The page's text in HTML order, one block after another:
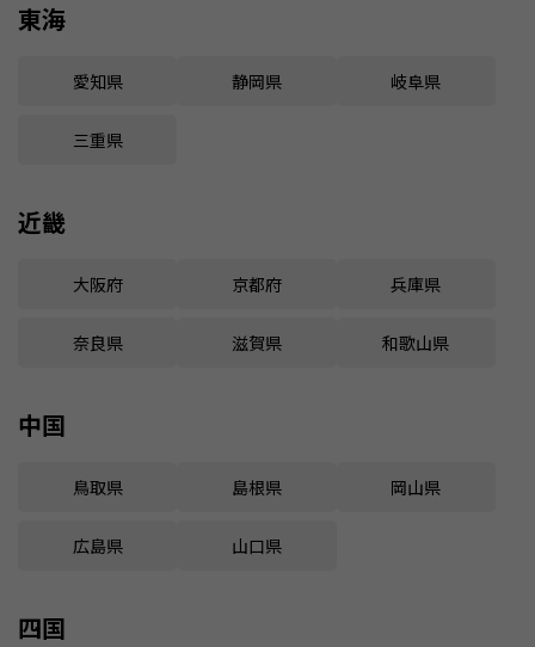
東海
愛知県 静岡県 岐阜県
三重県
近畿
大阪府 京都府 兵庫県
奈良県 滋賀県 和歌山県
中国
鳥取県 島根県 岡山県
広島県 山口県
四国